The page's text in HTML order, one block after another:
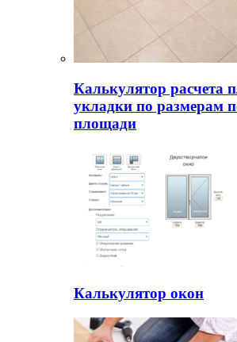
Калькулятор расчета
укладки по размерам
площади
Калькулятор окон